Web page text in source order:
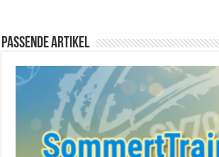
Passende Artikel